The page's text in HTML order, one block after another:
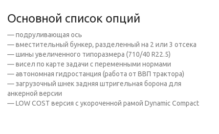
Основной список опций
— подруливающая ось
— вместительный бункер, разделенный на 2 или 3 отсека
— шины увеличенного типоразмера (710/40 R22.5)
— висел по карте задачи с переменными нормами
— автономная гидростанция (работа от ВВП трактора)
— загрузочный шнек задняя штригельная борона для
анкерной версии
— LOW COST версия с укороченной рамой Dynamic Compact